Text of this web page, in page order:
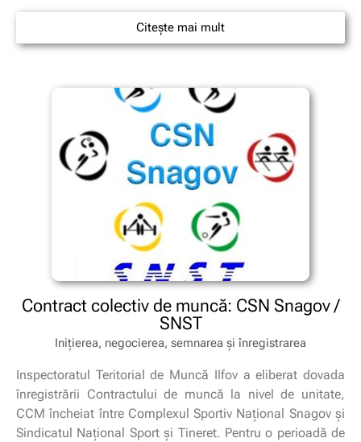
Citește mai mult
Contract colectiv de muncă: CSN Snagov /
SNST
Inițierea, negocierea, semnarea și înregistrarea
Inspectoratul Teritorial de Muncă Ilfov a eliberat dovada
înregistrării Contractului de muncă la nivel de unitate,
CCM încheiat între Complexul Sportiv Național Snagov și
Sindicatul Național Sport și Tineret. Pentru o perioadă de